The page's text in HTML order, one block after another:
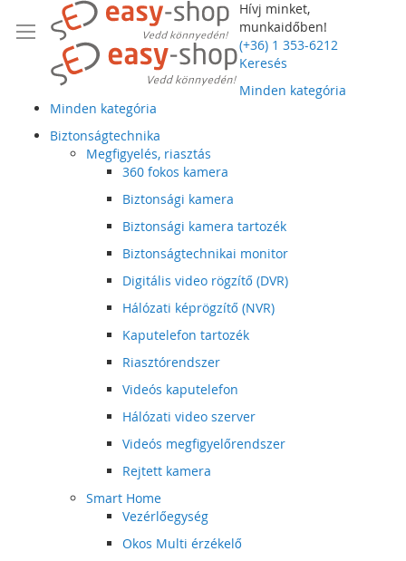
Hívj minket,
munkaidőben!
(+36) 1 353-6212
Keresés
Minden kategória
Minden kategória
Biztonságtechnika
Megfigyelés, riasztás
360 fokos kamera
Biztonsági kamera
Biztonsági kamera tartozék
Biztonságtechnikai monitor
Digitális video rögzítő (DVR)
Hálózati képrögzítő (NVR)
Kaputelefon tartozék
Riasztórendszer
Videós kaputelefon
Hálózati video szerver
Videós megfigyelőrendszer
Rejtett kamera
Smart Home
Vezérlőegység
Okos Multi érzékelő